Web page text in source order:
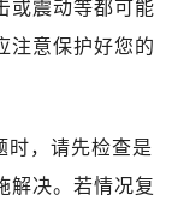
或震动等都可能
注意保护好您的
时，请先检查是
解决。若情况复